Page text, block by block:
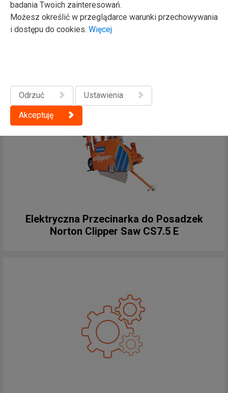
Elektryczna Przecinarka do Posadzek
Elektryczna Przecinarka do Posadzek
Norton Clipper Saw CS7.5 E
badania Twoich zainteresowań.
Możesz określić w przeglądarce warunki przechowywania
i dostępu do cookies. Więcej
Odrzuć Ustawienia
Akceptuję